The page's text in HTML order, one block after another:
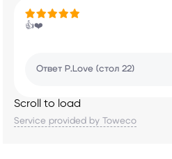
👍❤️
Ответ P.Love (стол 22)
Scroll to load
Service provided by Toweco